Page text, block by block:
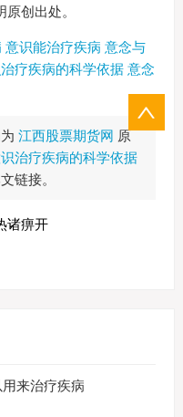
创出处。
意识能治疗疾病 意念与
疗疾病的科学依据 意念
江西股票期货网 原
治疗疾病的科学依据
链接。
诸痹开
来治疗疾病